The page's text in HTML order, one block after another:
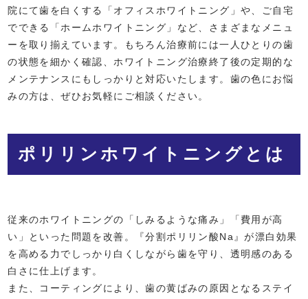
院にて歯を白くする「オフィスホワイトニング」や、ご自宅
でできる「ホームホワイトニング」など、さまざまなメニュ
ーを取り揃えています。もちろん治療前には一人ひとりの歯
の状態を細かく確認、ホワイトニング治療終了後の定期的な
メンテナンスにもしっかりと対応いたします。歯の色にお悩
みの方は、ぜひお気軽にご相談ください。
ポリリンホワイトニングとは
従来のホワイトニングの「しみるような痛み」「費用が高
い」といった問題を改善。『分割ポリリン酸Na』が漂白効果
を高める力でしっかり白くしながら歯を守り、透明感のある
白さに仕上げます。
また、コーティングにより、歯の黄ばみの原因となるステイ